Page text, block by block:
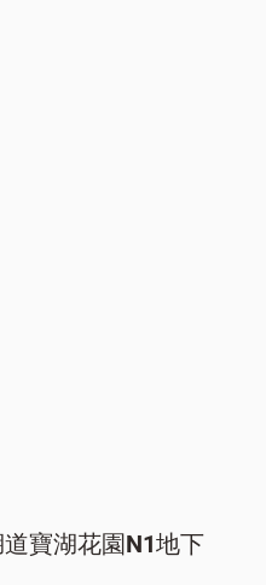
寶湖花園N1地下